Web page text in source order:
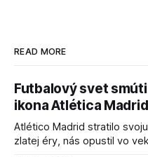
READ MORE
Futbalový svet
ikona Atlética Madrid
Atlético Madrid stratilo
zlatej éry, nás opustil vo